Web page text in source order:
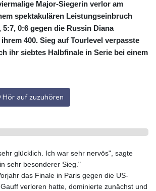
Major-Siegerin verlor am
spektakulären Leistungseinbruch
0:6 gegen die Russin Diana
400. Sieg auf Tourlevel verpasste
ihr siebtes Halbfinale in Serie bei einem
Hör auf zuzuhören
glücklich. Ich war sehr nervös", sagte
sehr besonderer Sieg."
das Finale in Paris gegen die US-
verloren hatte, dominierte zunächst und